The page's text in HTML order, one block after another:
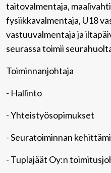
taitovalmentaja,
fysiikkavalmentaja, U18
vastuuvalmentaja ja
seurassa toimii
Toiminnanjohtaja
- Hallinto
- Yhteistyösopimukset
- Seuratoiminnan
- Tuplajäät Oy:n